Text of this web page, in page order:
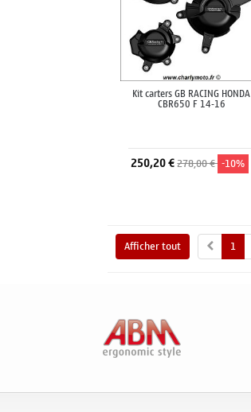
Kit carters GB RACING HONDA
CBR650 F 14-16
250,20 €278,00 € -10%
Afficher tout 1